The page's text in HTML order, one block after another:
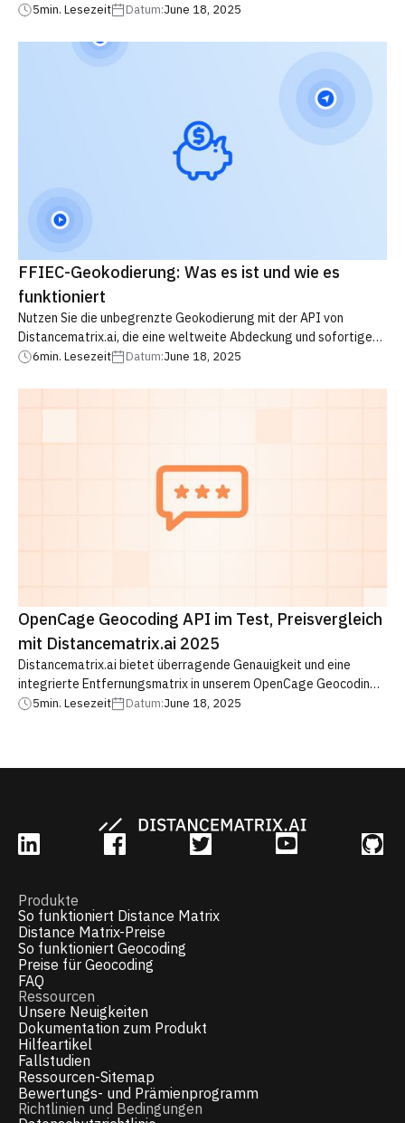
unterstützen. Entdecken Sie flexible Alternativen zu
Geodaten-Workflows effizient
5min. Lesezeit Datum:June 18, 2025
FFIEC-Geokodierung: Was es ist und wie es
funktioniert
Nutzen Sie die unbegrenzte Geokodierung mit der API von
Distancematrix.ai, die eine weltweite Abdeckung und sofortige
Reaktionsgeschwindigkeiten bietet. Erfahren Sie mehr über die
ein Upgrade auf unsere kommerzielle Geokodierungslösung
durch
6min. Lesezeit Datum:June 18, 2025
OpenCage Geocoding API im Test, Preisvergleich
mit Distancematrix.ai 2025
Distancematrix.ai bietet überragende Genauigkeit und eine
integrierte Entfernungsmatrix in unserem OpenCage Geocoding
API-Test und Preisvergleich. Wählen Sie noch heute die beste
5min. Lesezeit Datum:June 18, 2025
Produkte
So funktioniert Distance Matrix
Distance Matrix-Preise
So funktioniert Geocoding
Preise für Geocoding
FAQ
Ressourcen
Unsere Neuigkeiten
Dokumentation zum Produkt
Hilfeartikel
Fallstudien
Ressourcen-Sitemap
Bewertungs- und Prämienprogramm
Richtlinien und Bedingungen